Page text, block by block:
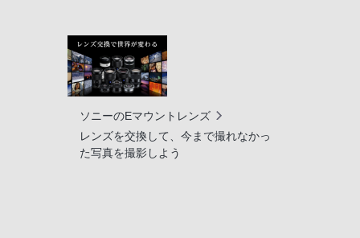
ソニーのEマウントレンズ
レンズを交換して、今まで撮れなかっ
た写真を撮影しよう